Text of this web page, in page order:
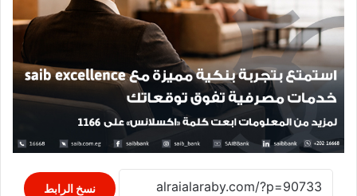
نسخ الرابط